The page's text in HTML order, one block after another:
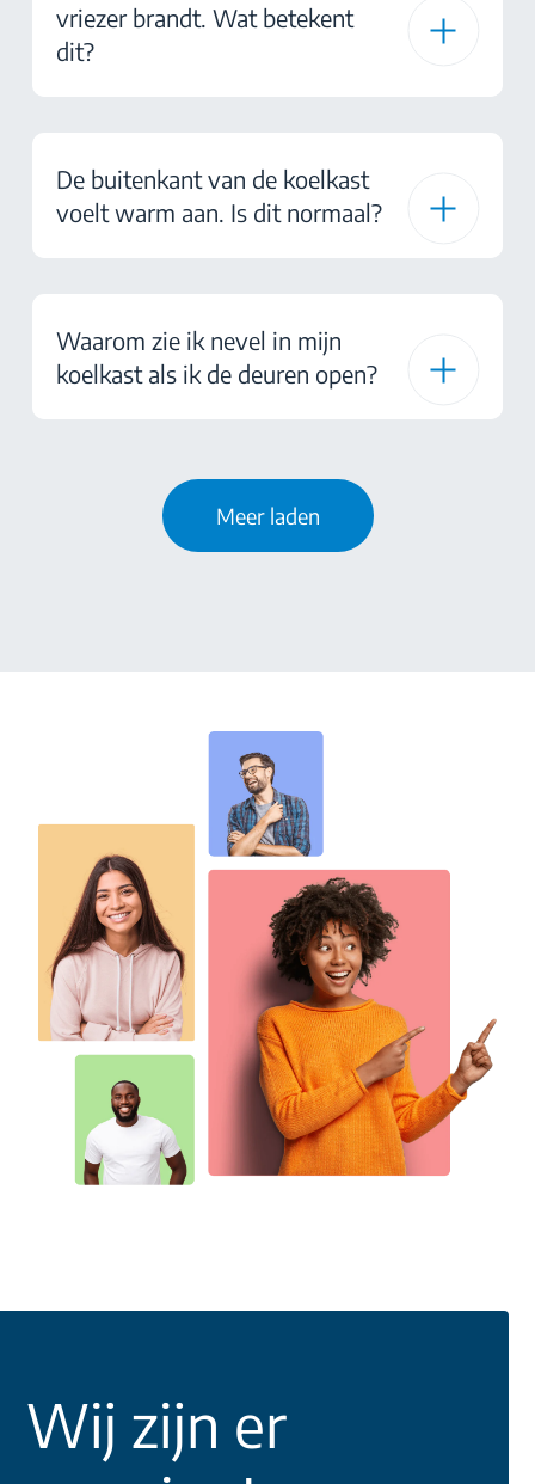
vriezer brandt. Wat betekent
dit?
De buitenkant van de koelkast
voelt warm aan. Is dit normaal?
Waarom zie ik nevel in mijn
koelkast als ik de deuren open?
Meer laden
Wij zijn er